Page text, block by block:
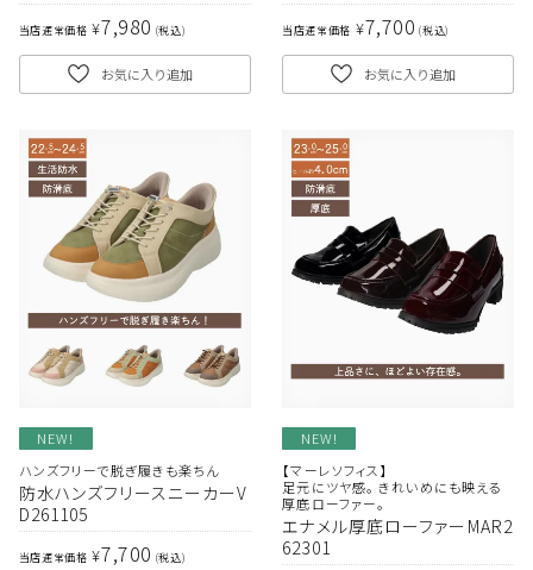
当店通常価格 ¥7,980 税込
お気に入り追加
当店通常価格 ¥7,700 税込
お気に入り追加
NEW!
ハンズフリーで脱ぎ履きも楽ちん
防水ハンズフリースニーカーV
D261105
当店通常価格 ¥7,700 税込
NEW!
【マーレソフィス】
足元にツヤ感。 きれいめにも映える
厚底ローファー。
エナメル厚底ローファーMAR2
62301